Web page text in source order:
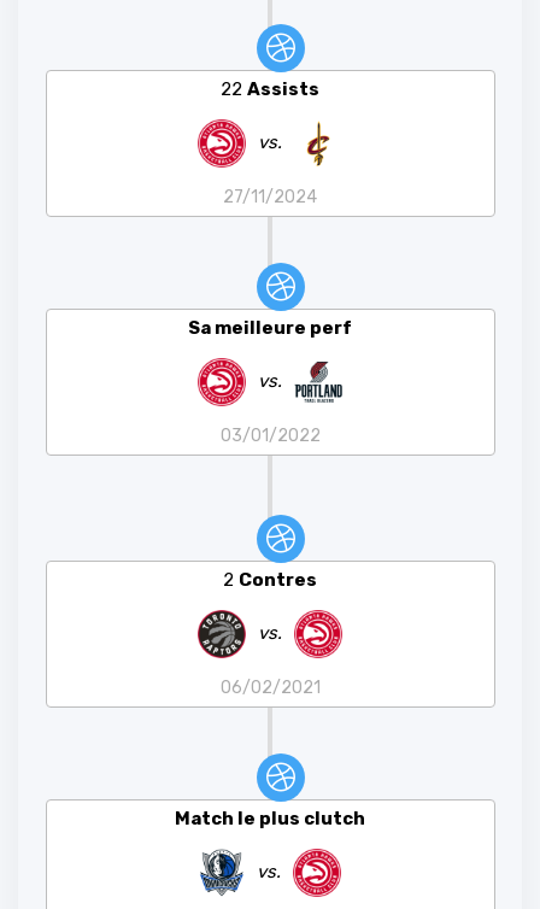
22 Assists
vs.
27/11/2024
Sa meilleure perf
vs.
03/01/2022
2 Contres
vs.
06/02/2021
Match le plus clutch
vs.